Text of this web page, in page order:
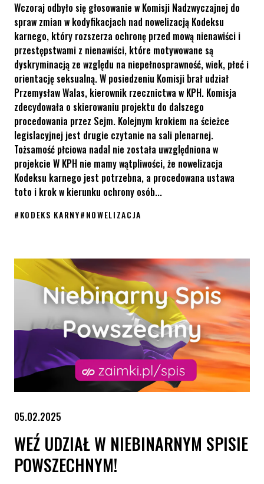
Wczoraj odbyło się głosowanie w Komisji Nadzwyczajnej do
spraw zmian w kodyfikacjach nad nowelizacją Kodeksu
karnego, który rozszerza ochronę przed mową nienawiści i
przestępstwami z nienawiści, które motywowane są
dyskryminacją ze względu na niepełnosprawność, wiek, płeć i
orientację seksualną. W posiedzeniu Komisji brał udział
Przemysław Walas, kierownik rzecznictwa w KPH. Komisja
zdecydowała o skierowaniu projektu do dalszego
procedowania przez Sejm. Kolejnym krokiem na ścieżce
legislacyjnej jest drugie czytanie na sali plenarnej.
Tożsamość płciowa nadal nie została uwzględniona w
projekcie W KPH nie mamy wątpliwości, że nowelizacja
Kodeksu karnego jest potrzebna, a procedowana ustawa
toto i krok w kierunku ochrony osób...
#KODEKS KARNY#NOWELIZACJA
05.02.2025
WEŹ UDZIAŁ W NIEBINARNYM SPISIE
POWSZECHNYM!